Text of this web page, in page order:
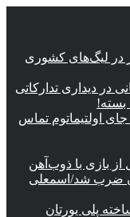
در لیگ‌های کشوری
در دیداری تدارکاتی
بسته!
اولتیماتوم تماس
از بازی با ذوب‌آهن
ضرب شد/اسمعلی
پلی یورتان